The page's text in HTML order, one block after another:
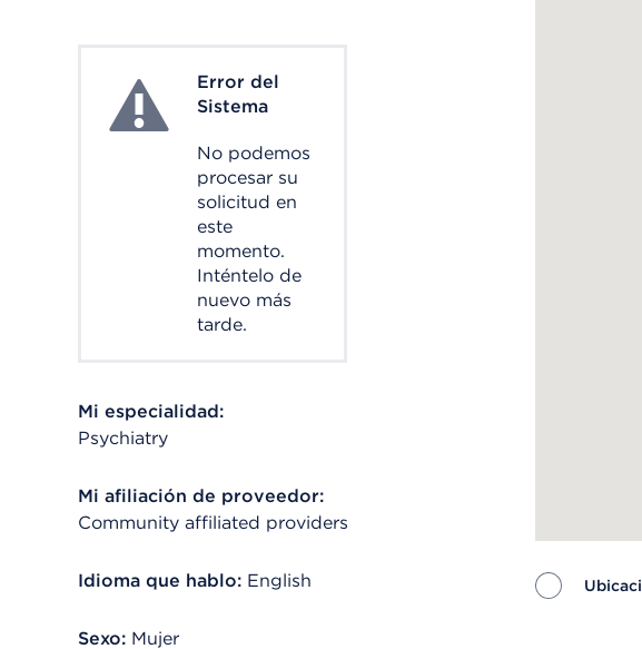
System ErrorError del
Sistema
No podemos
procesar su
solicitud en
este
momento.
Inténtelo de
nuevo más
tarde.
Mi especialidad:
Psychiatry
Mi afiliación de proveedor:
Community affiliated providers
Idioma que hablo: English
Sexo: Mujer